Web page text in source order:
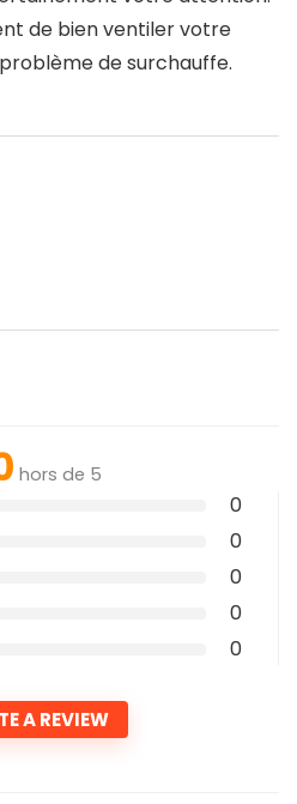
de bien ventiler votre
de surchauffe.
hors de 5
0
0
0
0
0
A REVIEW